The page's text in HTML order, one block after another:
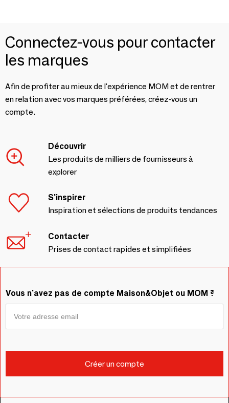
Connectez-vous pour contacter
les marques
Afin de profiter au mieux de l'expérience MOM et de rentrer
en relation avec vos marques préférées, créez-vous un
compte.
Découvrir
Les produits de milliers de fournisseurs à
explorer
S'inspirer
Inspiration et sélections de produits tendances
Contacter
Prises de contact rapides et simplifiées
Vous n'avez pas de compte Maison&Objet ou MOM ?